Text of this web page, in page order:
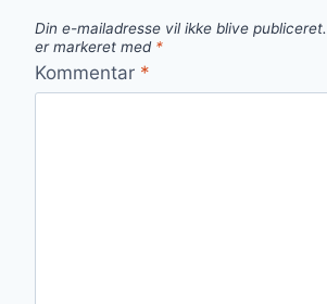
Din e-mailadresse vil ikke blive publiceret.
er markeret med *
Kommentar *